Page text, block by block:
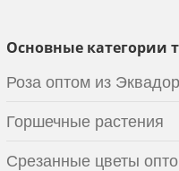
Основные категории
Роза оптом из
Горшечные растения
Срезанные цветы